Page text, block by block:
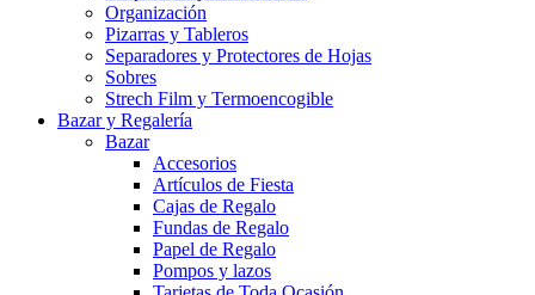
Organización
Pizarras y Tableros
Separadores y Protectores de Hojas
Sobres
Strech Film y Termoencogible
Bazar y Regalería
Bazar
Accesorios
Artículos de Fiesta
Cajas de Regalo
Fundas de Regalo
Papel de Regalo
Pompos y lazos